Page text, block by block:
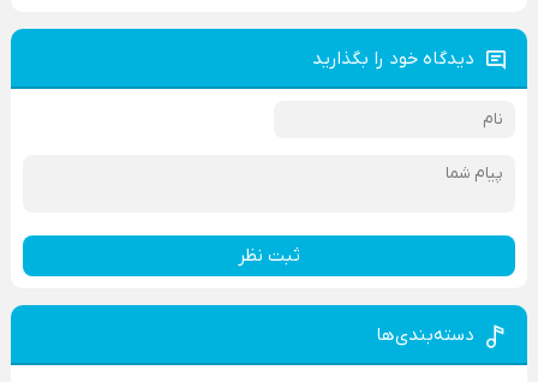
دیدگاه خود را بگذارید
ثبت نظر
دسته‌بندی‌ها